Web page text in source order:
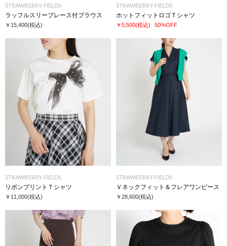
STRAWBERRY-FIELDS
ラッフルスリーブレース付ブラウス
￥15,400(税込)
STRAWBERRY-FIELDS
ホットフィットロゴＴシャツ
￥5,500(税込) 50%OFF
STRAWBERRY-FIELDS
リボンプリントＴシャツ
￥11,000(税込)
STRAWBERRY-FIELDS
Ｖネックフィット＆フレアワンピース
￥28,600(税込)